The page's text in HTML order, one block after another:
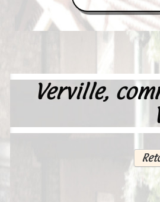
Accueil
Videos--Lavoirs
Un Peu d'Histoire
Verville,